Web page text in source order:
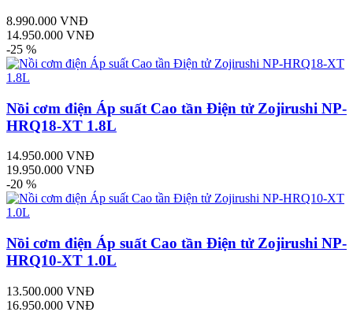
8.990.000 VNĐ
14.950.000 VNĐ
-25 %
Nồi cơm điện Áp suất Cao tần Điện tử Zojirushi NP-
HRQ18-XT 1.8L
14.950.000 VNĐ
19.950.000 VNĐ
-20 %
Nồi cơm điện Áp suất Cao tần Điện tử Zojirushi NP-
HRQ10-XT 1.0L
13.500.000 VNĐ
16.950.000 VNĐ